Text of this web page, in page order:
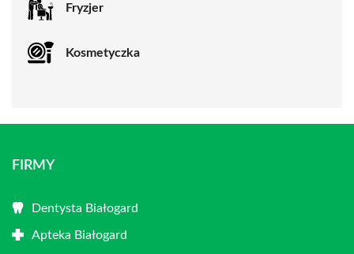
Fryzjer
Kosmetyczka
FIRMY
Dentysta Białogard
Apteka Białogard